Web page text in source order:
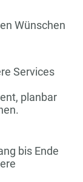
Wünschen
Services
planbar
bis Ende